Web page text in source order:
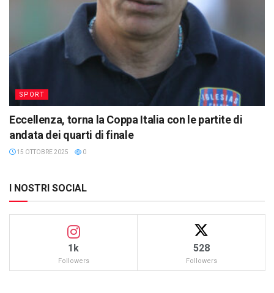
SPORT
Eccellenza, torna la Coppa Italia con le partite di
andata dei quarti di finale
15 OTTOBRE 2025 0
I NOSTRI SOCIAL
1k
Followers
528
Followers